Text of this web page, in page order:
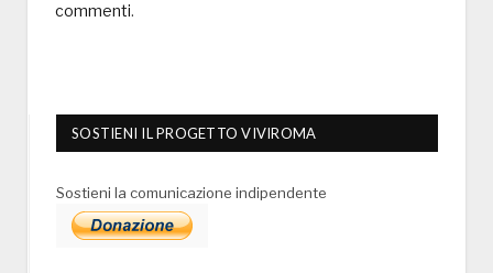
commenti.
SOSTIENI IL PROGETTO VIVIROMA
Sostieni la comunicazione indipendente